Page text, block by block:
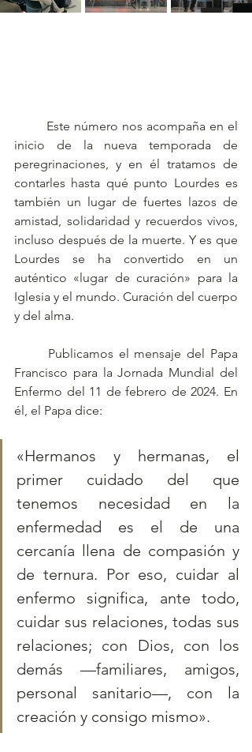
inicio de la nueva temporada de
peregrinaciones, y en él tratamos de
contarles hasta qué punto Lourdes es
también un lugar de fuertes lazos de
amistad, solidaridad y recuerdos vivos,
incluso después de la muerte. Y es que
Lourdes se ha convertido en un
auténtico «lugar de curación» para la
Iglesia y el mundo. Curación del cuerpo
y del alma.
Francisco para la Jornada Mundial del
Enfermo del 11 de febrero de 2024. En
él, el Papa dice:
«Hermanos y hermanas, el
primer cuidado del que
tenemos necesidad en la
enfermedad es el de una
cercanía llena de compasión y
de ternura. Por eso, cuidar al
enfermo significa, ante todo,
cuidar sus relaciones, todas sus
relaciones; con Dios, con los
demás —familiares, amigos,
personal sanitario—, con la
creación y consigo mismo».